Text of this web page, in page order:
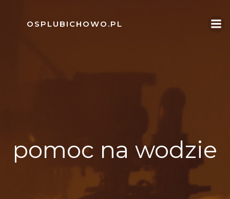
content
OSPLUBICHOWO.PL
pomoc na wodzie